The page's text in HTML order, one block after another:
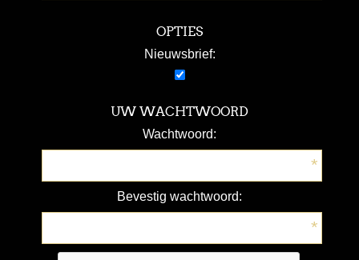
OPTIES
Nieuwsbrief:
UW WACHTWOORD
Wachtwoord:
*
Bevestig wachtwoord:
*